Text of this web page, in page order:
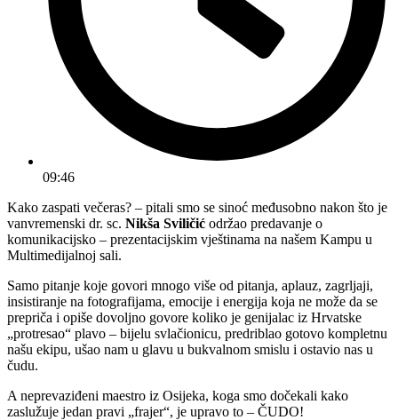
09:46
Kako zaspati večeras? – pitali smo se sinoć međusobno nakon što je
vanvremenski dr. sc. Nikša Sviličić održao predavanje o
komunikacijsko – prezentacijskim vještinama na našem Kampu u
Multimedijalnoj sali.
Samo pitanje koje govori mnogo više od pitanja, aplauz, zagrljaji,
insistiranje na fotografijama, emocije i energija koja ne može da se
prepriča i opiše dovoljno govore koliko je genijalac iz Hrvatske
„protresao“ plavo – bijelu svlačionicu, predriblao gotovo kompletnu
našu ekipu, ušao nam u glavu u bukvalnom smislu i ostavio nas u
čudu.
A neprevaziđeni maestro iz Osijeka, koga smo dočekali kako
zaslužuje jedan pravi „frajer“, je upravo to – ČUDO!